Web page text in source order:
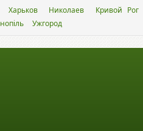
Харьков Николаев Кривой Рог
Ужгород